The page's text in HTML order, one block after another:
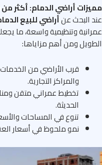
أراضي الدمام: أكثر من
البحث عنأراضي للبيع الدمام
وتنظيمية واسعة، ما
ومن أهم مزاياها:
قرب الأراضي من الخدمات
والمراكز التجارية.
تخطيط عمراني متقن
الحديثة.
تنوع في المساحات
نمو ملحوظ في أسعار العقار